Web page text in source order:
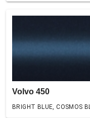
Volvo 450
BRIGHT BLUE, COSMOS